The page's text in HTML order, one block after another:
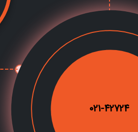
021-42724